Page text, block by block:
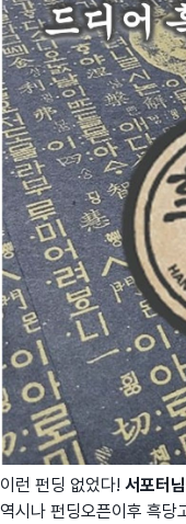
이런 펀딩 없었다! 서포터
역시나 펀딩오픈이후 흑당